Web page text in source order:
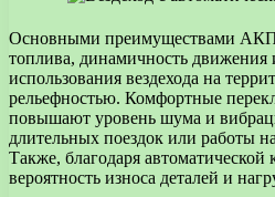
Основными преимуществами
топлива, динамичность движения
использования вездехода на
рельефностью. Комфортные
повышают уровень шума и
длительных поездок или работы
Также, благодаря автоматической
вероятность износа деталей и